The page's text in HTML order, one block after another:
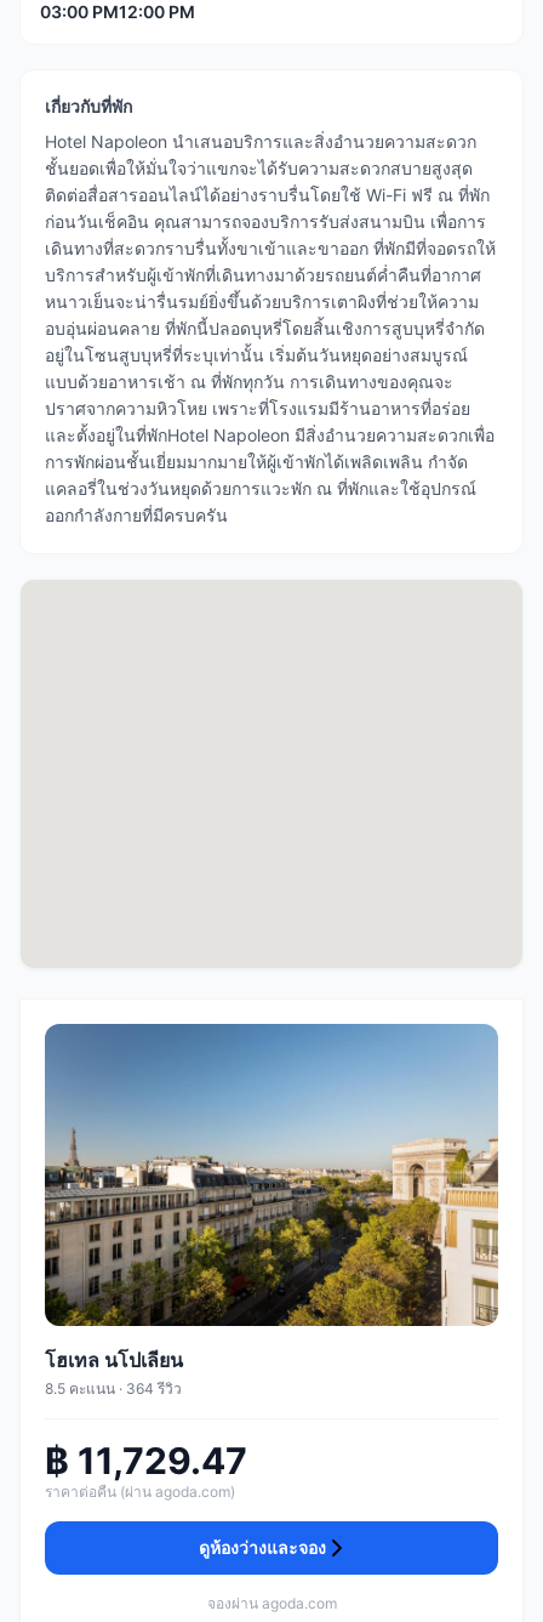
03:00 PM12:00 PM
เกี่ยวกับที่พัก
Hotel Napoleon นำเสนอบริการและสิ่งอำนวยความสะดวก
ชั้นยอดเพื่อให้มั่นใจว่าแขกจะได้รับความสะดวกสบายสูงสุด
ติดต่อสื่อสารออนไลน์ได้อย่างราบรื่นโดยใช้ Wi-Fi ฟรี ณ ที่พัก
ก่อนวันเช็คอิน คุณสามารถจองบริการรับส่งสนามบิน เพื่อการ
เดินทางที่สะดวกราบรื่นทั้งขาเข้าและขาออก ที่พักมีที่จอดรถให้
บริการสำหรับผู้เข้าพักที่เดินทางมาด้วยรถยนต์ค่ำคืนที่อากาศ
หนาวเย็นจะน่ารื่นรมย์ยิ่งขึ้นด้วยบริการเตาผิงที่ช่วยให้ความ
อบอุ่นผ่อนคลาย ที่พักนี้ปลอดบุหรี่โดยสิ้นเชิงการสูบบุหรี่จำกัด
อยู่ในโซนสูบบุหรี่ที่ระบุเท่านั้น เริ่มต้นวันหยุดอย่างสมบูรณ์
แบบด้วยอาหารเช้า ณ ที่พักทุกวัน การเดินทางของคุณจะ
ปราศจากความหิวโหย เพราะที่โรงแรมมีร้านอาหารที่อร่อย
และตั้งอยู่ในที่พักHotel Napoleon มีสิ่งอำนวยความสะดวกเพื่อ
การพักผ่อนชั้นเยี่ยมมากมายให้ผู้เข้าพักได้เพลิดเพลิน กำจัด
แคลอรี่ในช่วงวันหยุดด้วยการแวะพัก ณ ที่พักและใช้อุปกรณ์
ออกกำลังกายที่มีครบครัน
โฮเทล นโปเลียน
8.5 คะแนน · 364 รีวิว
฿ 11,729.47
ราคาต่อคืน (ผ่าน agoda.com)
ดูห้องว่างและจอง
จองผ่าน agoda.com